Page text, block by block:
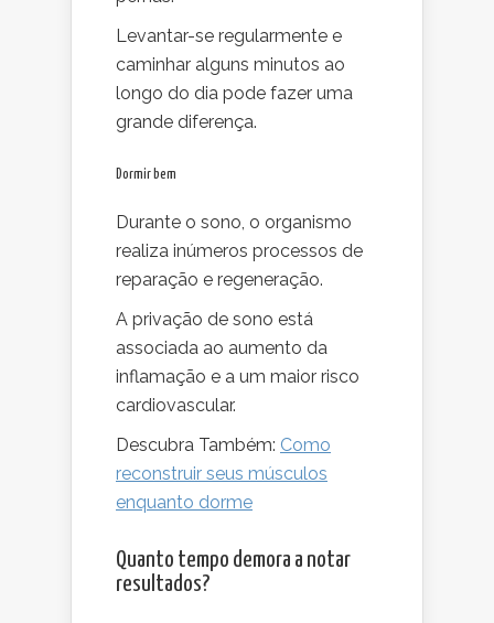
Levantar-se regularmente e
caminhar alguns minutos ao
longo do dia pode fazer uma
grande diferença.
Dormir bem
Durante o sono, o organismo
realiza inúmeros processos de
reparação e regeneração.
A privação de sono está
associada ao aumento da
inflamação e a um maior risco
cardiovascular.
Descubra Também: Como
reconstruir seus músculos
enquanto dorme
Quanto tempo demora a notar
resultados?